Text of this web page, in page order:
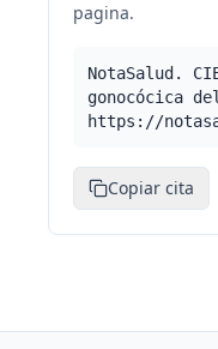
pagina.
NotaSalud.
gonocócica
https://
Copiar cita